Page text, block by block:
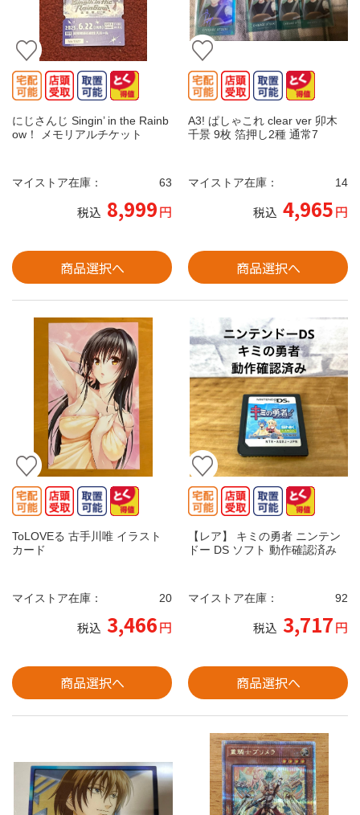
にじさんじ Singin’ in the Rainb
ow！ メモリアルチケット
マイストア在庫： 63
税込 8,999円
商品選択へ
A3! ぱしゃこれ clear ver 卯木
千景 9枚 箔押し2種 通常7
マイストア在庫： 14
税込 4,965円
商品選択へ
ToLOVEる 古手川唯 イラスト
カード
マイストア在庫： 20
税込 3,466円
商品選択へ
【レア】 キミの勇者 ニンテン
ドー DS ソフト 動作確認済み
マイストア在庫： 92
税込 3,717円
商品選択へ